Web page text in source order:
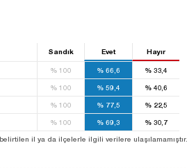
Sandık Evet Hayır
% 100 % 66,6 %33,4
% 100 % 59,4 %40,6
% 100 % 77,5 %22,5
% 100 % 69,3 %30,7
il ya da ilçelerle ilgili verilere ulaşılamamıştır.